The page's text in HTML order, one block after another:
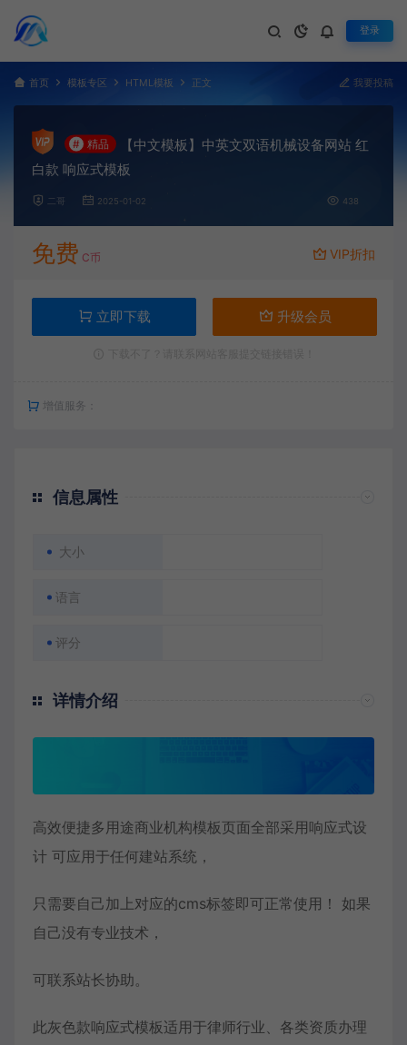
登录
首页 模板专区 HTML模板 正文 我要投稿
# 精品
【中文模板】中英文双语机械设备网站 红
白款 响应式模板
二哥 2025-01-02 438
免费 C币 VIP折扣
立即下载 升级会员
增值服务：
信息属性
大小
语言
评分
详情介绍
高效便捷多用途商业机构模板页面全部采用响应式设
计 可应用于任何建站系统，
只需要自己加上对应的cms标签即可正常使用！ 如果
自己没有专业技术，
可联系站长协助。
此灰色款响应式模板适用于律师行业、各类资质办理